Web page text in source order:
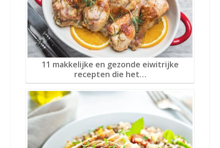
11 makkelijke en gezonde eiwitrijke
recepten die het…